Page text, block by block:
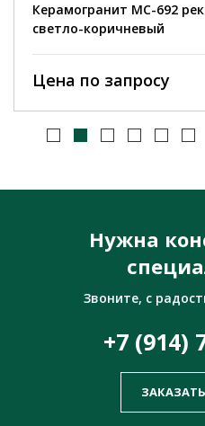
Керамогранит MC-692
светло-коричневый
Цена по запросу
Нужна
Звоните, с
+7 (914)